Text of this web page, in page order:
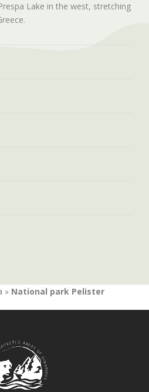
Lake in the west, stretching
» National park Pelister